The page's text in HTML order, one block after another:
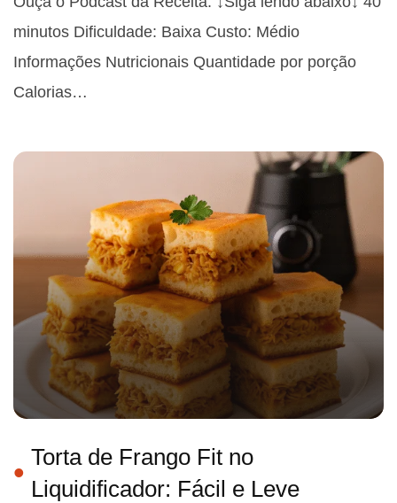
minutos Dificuldade: Baixa Custo: Médio
Informações Nutricionais Quantidade por porção
Calorias…
Torta de Frango Fit no
Liquidificador: Fácil e Leve